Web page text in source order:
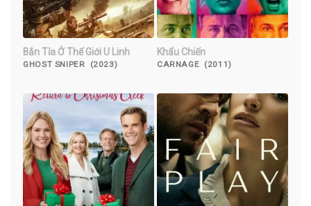
Bắn Tỉa Ở Thế Giới U Linh
GHOST SNIPER (2023)
Khẩu Chiến
CARNAGE (2011)